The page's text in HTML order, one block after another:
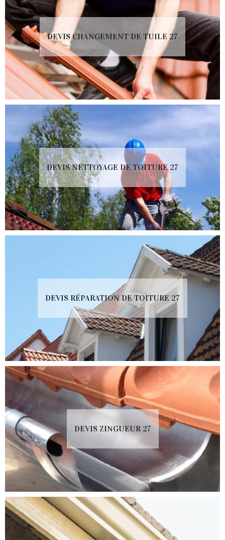
DEVIS CHANGEMENT DE TUILE 27
DEVIS NETTOYAGE DE TOITURE 27
DEVIS RÉPARATION DE TOITURE 27
DEVIS ZINGUEUR 27